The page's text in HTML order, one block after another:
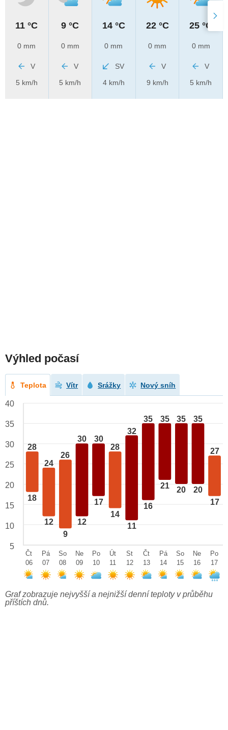
11 °C
0 mm
V
5 km/h
9 °C
0 mm
V
5 km/h
14 °C
0 mm
SV
4 km/h
22 °C
0 mm
V
9 km/h
25 °C
0 mm
V
5 km/h
Výhled počasí
Teplota Vítr Srážky Nový sníh
28
18
24
12
26
9
30
12
30
17
28
14
32
11
35
16
35
21
35
20
35
20
27
17
40
35
30
25
20
15
10
5
Čt
06
Pá
07
So
08
Ne
09
Po
10
Út
11
St
12
Čt
13
Pá
14
So
15
Ne
16
Po
17
Graf zobrazuje nejvyšší a nejnižší denní teploty v průběhu
příštích dnů.